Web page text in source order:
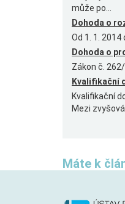
může po...
Dohoda o
Od 1. 1.
Dohoda o
Zákon č.
Kvalifikační
Kvalifikační
Mezi
Máte k